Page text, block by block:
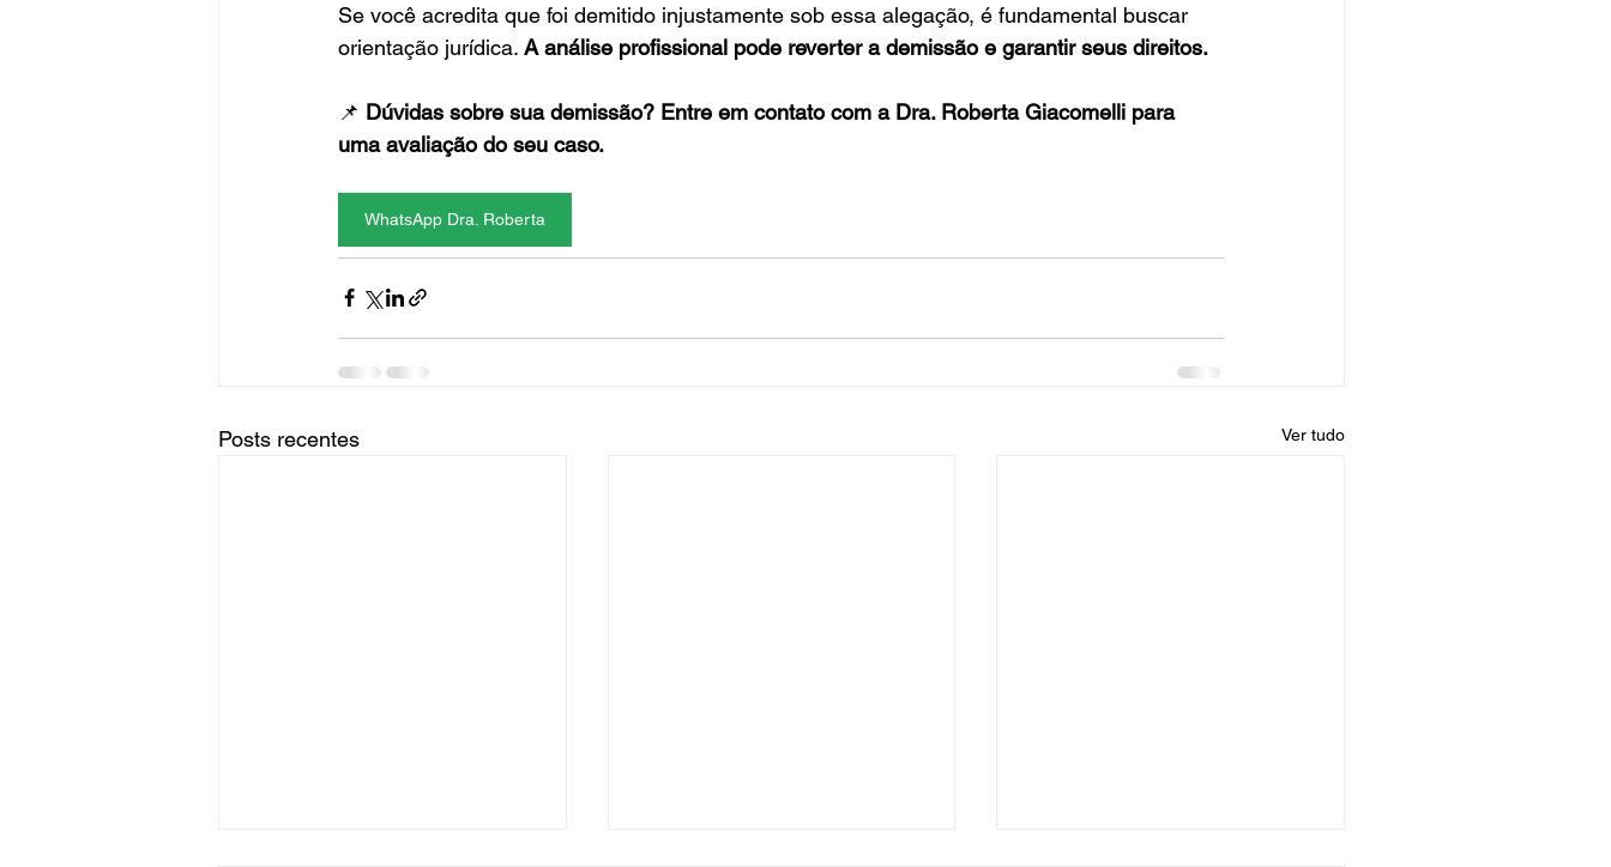
Se você acredita que foi demitido injustamente sob essa alegação, é fundamental buscar
orientação jurídica. A análise profissional pode reverter a demissão e garantir seus direitos.
📌 Dúvidas sobre sua demissão? Entre em contato com a Dra. Roberta Giacomelli para
uma avaliação do seu caso.
WhatsApp Dra. Roberta
Posts recentes Ver tudo